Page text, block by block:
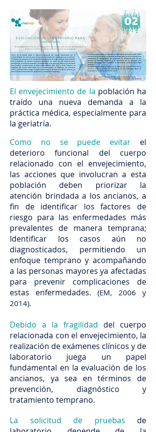
El envejecimiento de la población ha
traído una nueva demanda a la
práctica médica, especialmente para
la geriatría.
Como no se puede evitar el
deterioro funcional del cuerpo
relacionado con el envejecimiento,
las acciones que involucran a esta
población deben priorizar la
atención brindada a los ancianos, a
fin de identificar los factores de
riesgo para las enfermedades más
prevalentes de manera temprana;
Identificar los casos aún no
diagnosticados, permitiendo un
enfoque temprano y acompañando
a las personas mayores ya afectadas
para prevenir complicaciones de
estas enfermedades. (EM, 2006 y
2014).
Debido a la fragilidad del cuerpo
relacionada con el envejecimiento, la
realización de exámenes clínicos y de
laboratorio juega un papel
fundamental en la evaluación de los
ancianos, ya sea en términos de
prevención, diagnóstico y
tratamiento temprano.
La solicitud de pruebas de